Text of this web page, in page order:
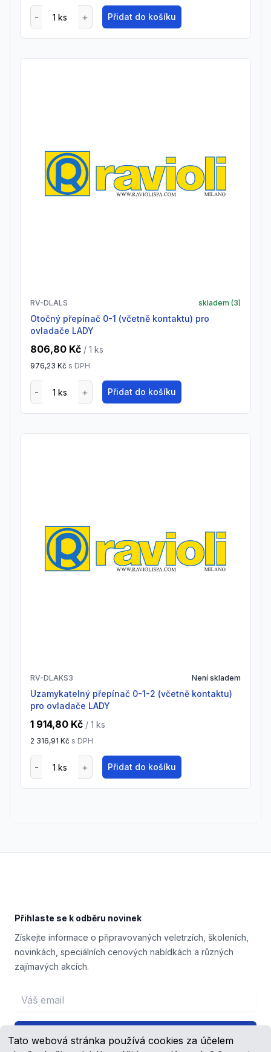
Tato webová stránka používá cookies za účelem
Přidat do košíku
RV-DLALS skladem (3)
Otočný přepínač 0-1 (včetně kontaktu) pro
ovladače LADY
806,80 Kč / 1 ks
976,23 Kč s DPH
Přidat do košíku
RV-DLAKS3 Není skladem
uzamykatelný přepínač 0-1-2 (včetně kontaktu)
pro ovladače LADY
1 914,80 Kč / 1 ks
2 316,91 Kč s DPH
Přidat do košíku
Přihlaste se k odběru novinek
Získejte informace o připravovaných veletrzích, školeních,
novinkách, speciálních cenových nabídkách a různých
zajímavých akcích.
Email address
Přihlášení